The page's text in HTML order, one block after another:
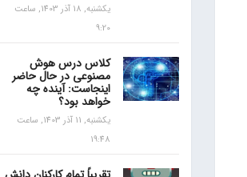
یکشنبه, 18 آذر 1403, ساعت
9:20
کلاس درس هوش
مصنوعی در حال حاضر
اینجاست: آینده چه
خواهد بود؟
یکشنبه, 11 آذر 1403, ساعت
19:48